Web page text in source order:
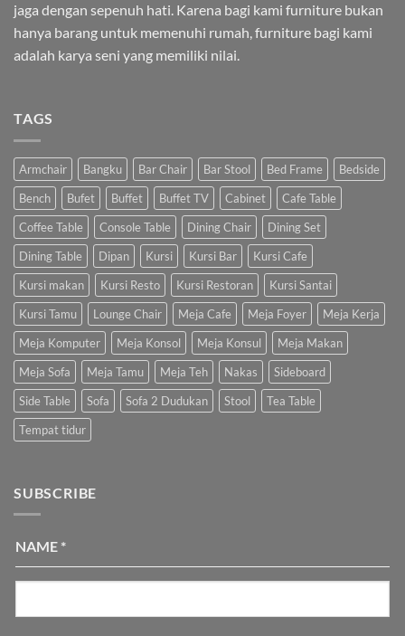
jaga dengan sepenuh hati. Karena bagi kami furniture bukan
hanya barang untuk memenuhi rumah, furniture bagi kami
adalah karya seni yang memiliki nilai.
TAGS
Armchair Bangku Bar Chair Bar Stool Bed Frame
Bedside
Bench
Bufet Buffet Buffet TV Cabinet
Cafe Table
Coffee Table
Console Table Dining Chair
Dining Set
Dining Table
Dipan Kursi Kursi Bar
Kursi Cafe
Kursi makan
Kursi Resto Kursi Restoran
Kursi Santai
Kursi Tamu
Lounge Chair Meja Cafe Meja Foyer
Meja Kerja
Meja Komputer
Meja Konsol Meja Konsul
Meja Makan
Meja Sofa
Meja Tamu Meja Teh Nakas
Sideboard
Side Table
Sofa Sofa 2 Dudukan Stool
Tea Table
Tempat tidur
SUBSCRIBE
NAME *